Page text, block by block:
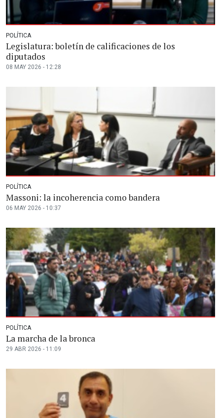
POLÍTICA
Legislatura: boletín de calificaciones de los
diputados
08 MAY 2026 - 12:28
POLÍTICA
Massoni: la incoherencia como bandera
06 MAY 2026 - 10:37
POLÍTICA
La marcha de la bronca
29 ABR 2026 - 11:09